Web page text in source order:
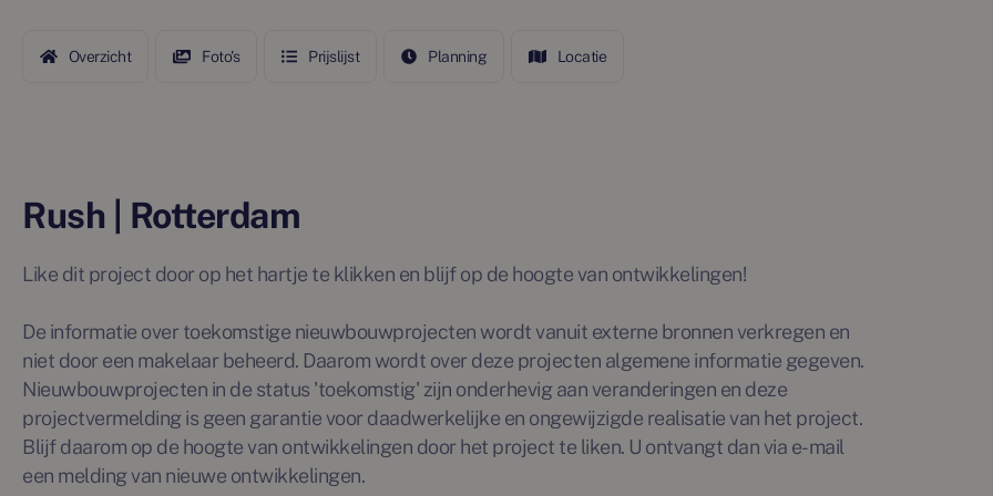
Overzicht Foto's Prijslijst Planning Locatie
Rush | Rotterdam
Like dit project door op het hartje te klikken en blijf op de hoogte van ontwikkelingen!
De informatie over toekomstige nieuwbouwprojecten wordt vanuit externe bronnen verkregen en
niet door een makelaar beheerd. Daarom wordt over deze projecten algemene informatie gegeven.
Nieuwbouwprojecten in de status 'toekomstig' zijn onderhevig aan veranderingen en deze
projectvermelding is geen garantie voor daadwerkelijke en ongewijzigde realisatie van het project.
Blijf daarom op de hoogte van ontwikkelingen door het project te liken. U ontvangt dan via e-mail
een melding van nieuwe ontwikkelingen.